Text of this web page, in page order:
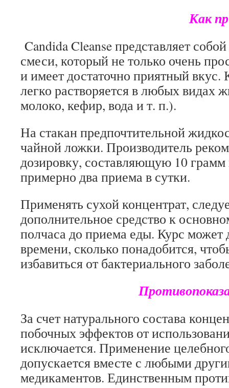
Как
Candida Cleanse представляет
смеси, который не только очень
и имеет достаточно приятный вкус.
легко растворяется в любых видах
молоко, кефир, вода и т. п.).
На стакан предпочтительной
чайной ложки. Производитель
дозировку, составляющую 10 грамм
примерно два приема в сутки.
Применять сухой концентрат,
дополнительное средство к
полчаса до приема еды. Курс может
времени, сколько понадобится,
избавиться от бактериального
За счет натурального состава
побочных эффектов от
исключается. Применение
допускается вместе с любыми
медикаментов. Единственным